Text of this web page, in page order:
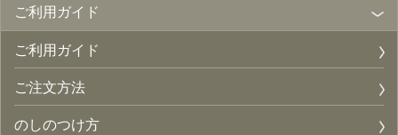
ご利用ガイド
ご利用ガイド
ご注文方法
のしのつけ方